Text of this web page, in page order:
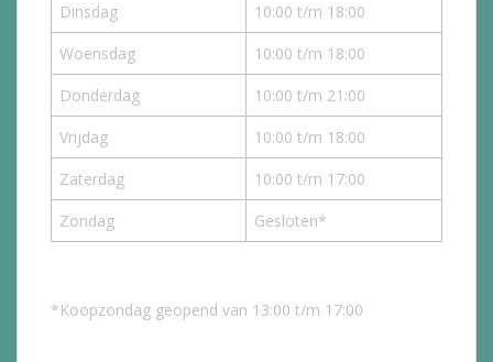
Dinsdag
10:00 t/m 18:00
Woensdag
10:00 t/m 18:00
Donderdag
10:00 t/m 21:00
Vrijdag
10:00 t/m 18:00
Zaterdag
10:00 t/m 17:00
Zondag
Gesloten*
*Koopzondag geopend van 13:00 t/m 17:00